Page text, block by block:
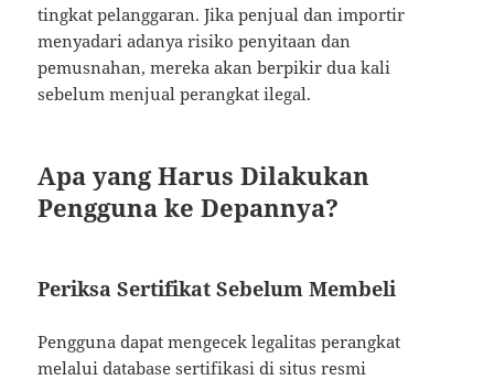
tingkat pelanggaran. Jika penjual dan importir
menyadari adanya risiko penyitaan dan
pemusnahan, mereka akan berpikir dua kali
sebelum menjual perangkat ilegal.
Apa yang Harus Dilakukan
Pengguna ke Depannya?
Periksa Sertifikat Sebelum Membeli
Pengguna dapat mengecek legalitas perangkat
melalui database sertifikasi di situs resmi